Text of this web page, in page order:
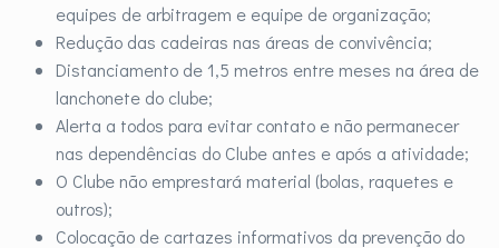
equipes de arbitragem e equipe de organização;
Redução das cadeiras nas áreas de convivência;
Distanciamento de 1,5 metros entre meses na área de
lanchonete do clube;
Alerta a todos para evitar contato e não permanecer
nas dependências do Clube antes e após a atividade;
O Clube não emprestará material (bolas, raquetes e
outros);
Colocação de cartazes informativos da prevenção do